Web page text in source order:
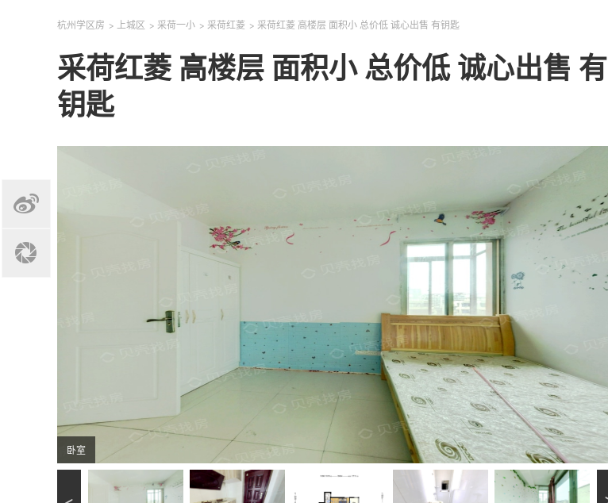
杭州学区房 > 上城区 > 采荷一小 > 采荷红菱 > 采荷红菱 高楼层 面积小 总价低 诚心出售 有钥匙
采荷红菱 高楼层 面积小 总价低 诚心出售 有
钥匙
卧室